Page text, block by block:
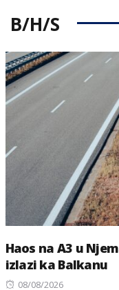
B/H/S
Haos na A3 u
izlazi ka Balkanu
Posted
08/08/2026